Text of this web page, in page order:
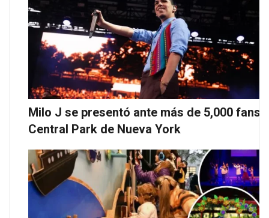
Milo J se presentó ante más de 5,000 fans
Central Park de Nueva York